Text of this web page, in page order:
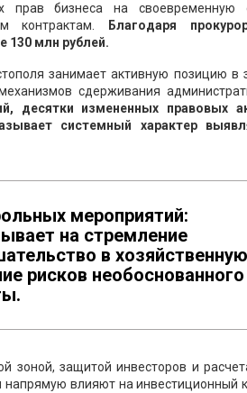
прав бизнеса на своевременную
контрактам.
Благодаря
130 млн рублей.
занимает активную позицию в
сдерживания
десятки измененных правовых
системный характер
мероприятий:
на стремление
в хозяйственную
рисков необоснованного
зоной, защитой инвесторов и
влияют на инвестиционный